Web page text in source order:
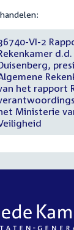
VI-2
d.d.
het rapport
Ministerie